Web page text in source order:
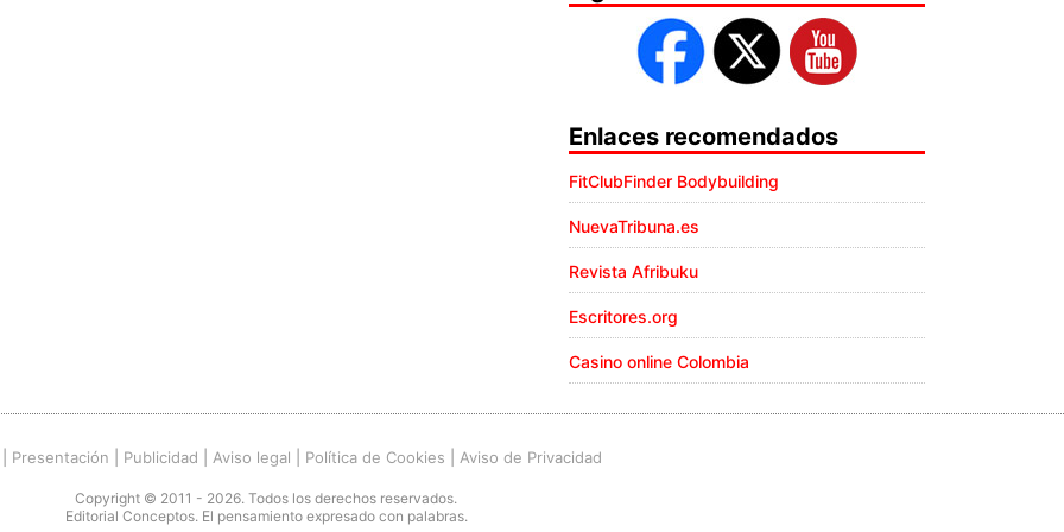
Enlaces recomendados
FitClubFinder Bodybuilding
NuevaTribuna.es
Revista Afribuku
Escritores.org
Casino online Colombia
Presentación Publicidad Aviso legal Política de Cookies Aviso de Privacidad
Copyright © 2011 - 2026. Todos los derechos reservados.
Editorial Conceptos. El pensamiento expresado con palabras.